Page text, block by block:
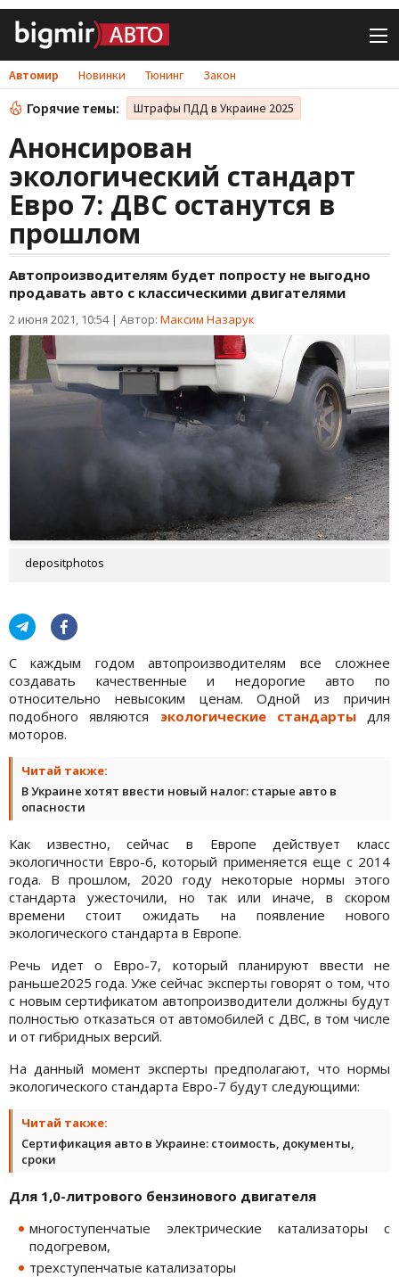
Автомир Новинки Тюнинг Закон
Горячие темы: Штрафы ПДД в Украине 2025
Анонсирован
экологический стандарт
Евро 7: ДВС останутся в
прошлом
Автопроизводителям будет попросту не выгодно
продавать авто с классическими двигателями
2 июня 2021, 10:54| Автор: Максим Назарук
depositphotos
С каждым годом автопроизводителям все сложнее
создавать качественные и недорогие авто по
относительно невысоким ценам. Одной из причин
подобного являются экологические стандартыдля
моторов.
Читай также:
В Украине хотят ввести новый налог: старые авто в
опасности
Как известно, сейчас в Европе действует класс
экологичности Евро-6, который применяется еще с 2014
года. В прошлом, 2020 году некоторые нормы этого
стандарта ужесточили, но так или иначе, в скором
времени стоит ожидать на появление нового
экологического стандарта в Европе.
Речь идет о Евро-7, который планируют ввести не
раньше2025 года. Уже сейчас эксперты говорят о том, что
с новым сертификатом автопроизводители должны будут
полностью отказаться от автомобилей с ДВС, в том числе
и от гибридных версий.
На данный момент эксперты предполагают, что нормы
экологического стандарта Евро-7 будут следующими:
Читай также:
Сертификация авто в Украине: стоимость, документы,
сроки
Для 1,0-литрового бензинового двигателя
многоступенчатые электрические катализаторы с
подогревом,
трехступенчатые катализаторы